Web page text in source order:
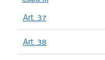
Art. 37
Art. 38